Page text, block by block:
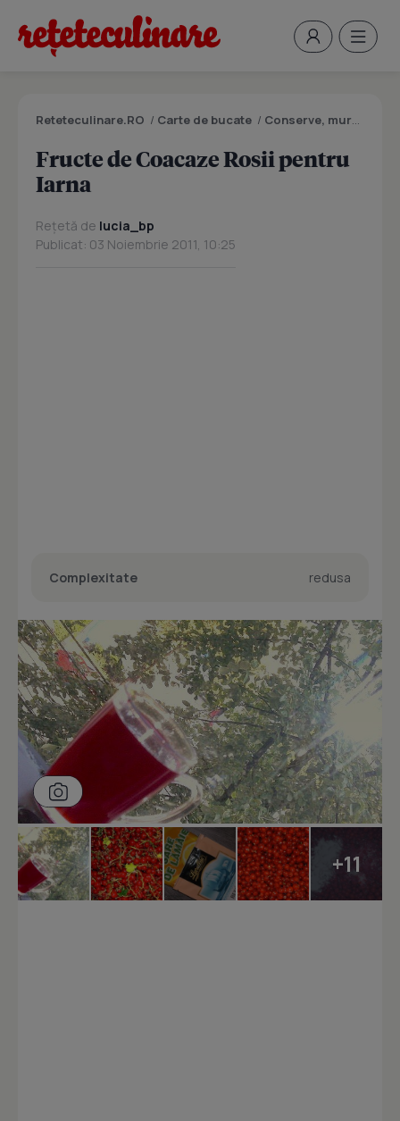
Reteteculinare.RO / Carte de bucate / Conserve, muraturi
Fructe de Coacaze Rosii pentru
Iarna
Rețetă de lucia_bp
Publicat: 03 Noiembrie 2011, 10:25
Complexitate redusa
+11